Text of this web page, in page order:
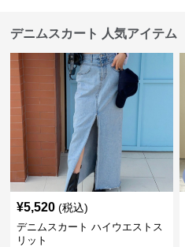
デニムスカート 人気アイテム
¥5,520 (税込)
デニムスカート ハイウエストス
リット